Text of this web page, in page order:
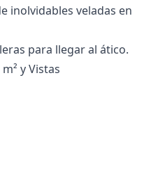
‌inolvidables veladas en
‌para ‌llegar ‌al ‌ático.
y Vistas